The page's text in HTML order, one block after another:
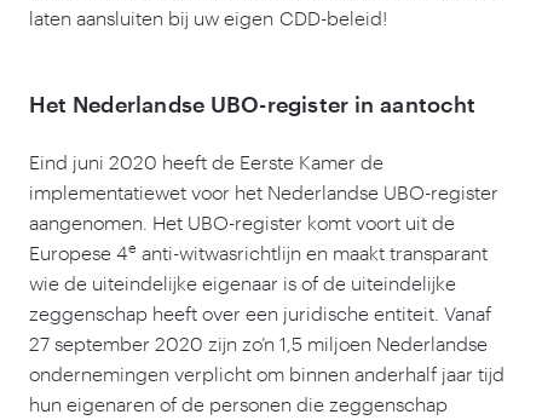
laten aansluiten bij uw eigen CDD-beleid!
Het Nederlandse UBO-register in aantocht
Eind juni 2020 heeft de Eerste Kamer de
implementatiewet voor het Nederlandse UBO-register
aangenomen. Het UBO-register komt voort uit de
Europese 4e anti-witwasrichtlijn en maakt transparant
wie de uiteindelijke eigenaar is of de uiteindelijke
zeggenschap heeft over een juridische entiteit. Vanaf
27 september 2020 zijn zo’n 1 5 miljoen Nederlandse
ondernemingen verplicht om binnen anderhalf jaar tijd
hun eigenaren of de personen die zeggenschap